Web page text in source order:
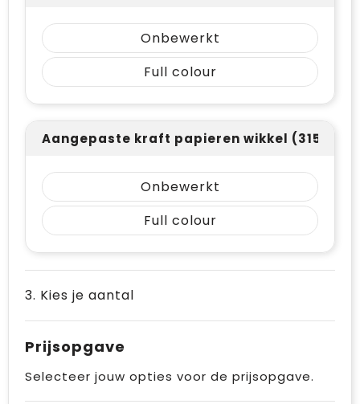
Onbewerkt
Full colour
Aangepaste kraft papieren wikkel (315 x
Onbewerkt
Full colour
3. Kies je aantal
Prijsopgave
Selecteer jouw opties voor de prijsopgave.